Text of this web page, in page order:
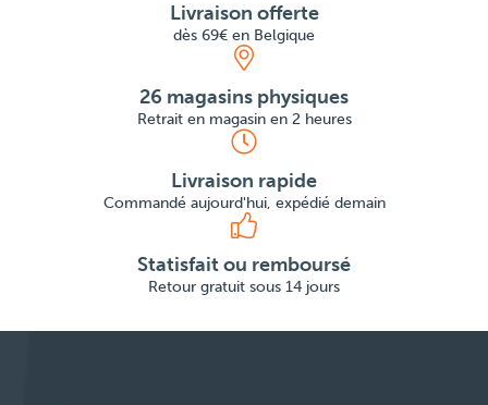
Livraison offerte
dès 69€ en Belgique
26 magasins physiques
Retrait en magasin en 2 heures
Livraison rapide
Commandé aujourd'hui, expédié demain
Statisfait ou remboursé
Retour gratuit sous 14 jours